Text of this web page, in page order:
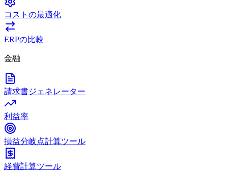
コストの最適化
ERPの比較
金融
請求書ジェネレーター
利益率
損益分岐点計算ツール
経費計算ツール